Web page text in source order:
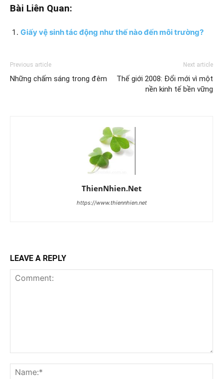
Bài Liên Quan:
Giấy vệ sinh tác động như thế nào đến môi trường?
Previous article
Những chấm sáng trong đêm
Next article
Thế giới 2008: Đổi mới vì một
nền kinh tế bền vững
ThienNhien.Net
https://www.thiennhien.net
LEAVE A REPLY